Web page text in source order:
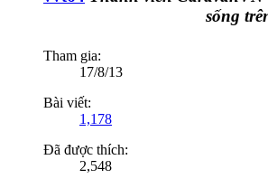
sống trên
Tham gia:
17/8/13
Bài viết:
1,178
Đã được thích:
2,548